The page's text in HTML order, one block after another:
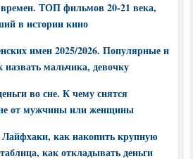
ТОП фильмов 20-21 века,
в истории кино
имен 2025/2026. Популярные и
мальчика, девочку
во сне. К чему снятся
от мужчины или женщины
Лайфхаки, как накопить крупную
как откладывать деньги